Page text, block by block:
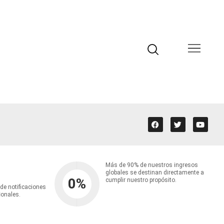
notificaciones
0%
Más de 90% de nuestros ingresos
globales se destinan directamente a
cumplir nuestro propósito.